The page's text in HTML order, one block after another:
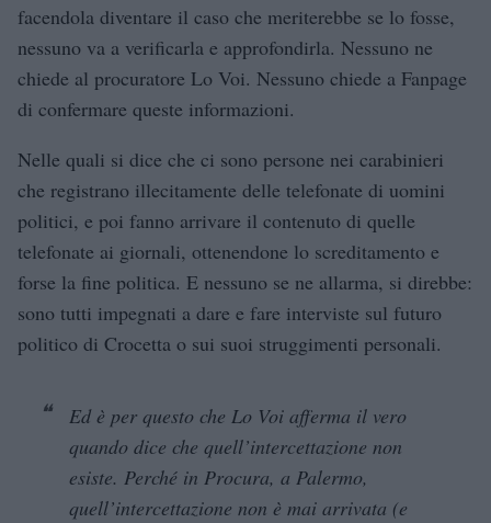
facendola diventare il caso che meriterebbe se lo fosse,
nessuno va a verificarla e approfondirla. Nessuno ne
chiede al procuratore Lo Voi. Nessuno chiede a Fanpage
di confermare queste informazioni.
Nelle quali si dice che ci sono persone nei carabinieri
che registrano illecitamente delle telefonate di uomini
politici, e poi fanno arrivare il contenuto di quelle
telefonate ai giornali, ottenendone lo screditamento e
forse la fine politica. E nessuno se ne allarma, si direbbe:
sono tutti impegnati a dare e fare interviste sul futuro
politico di Crocetta o sui suoi struggimenti personali.
Ed è per questo che Lo Voi afferma il vero
quando dice che quell’intercettazione non
esiste. Perché in Procura, a Palermo,
quell’intercettazione non è mai arrivata (e